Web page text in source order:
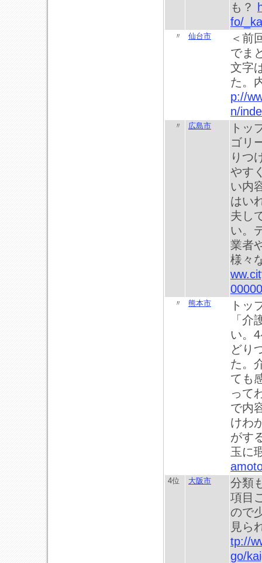
も？
fo/
〃 仙台市
＜前
でま
文字
た。
p://
n/
〃 広島市
トッ
ゴリ
りつ
やす
い内
はい
夫し
い。
業者
様々
〃 熊本市
トッ
「
い。
どり
た。
ても
って
で内
けわ
がす
玉に
4位 大阪市
分類
項目
ので
見ら
tp://
go/